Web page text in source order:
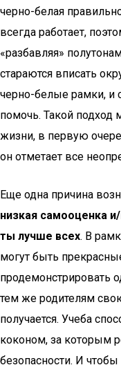
черно-белая
всегда работает,
«разбавляя»
стараются вписать
черно-белые рамки, и
помочь. Такой подход
жизни, в первую
он отметает все
Еще одна причина
низкая самооценка
ты лучше всех. В
могут быть
продемонстрировать
тем же родителям
получается. Учеба
коконом, за которым
безопасности. И